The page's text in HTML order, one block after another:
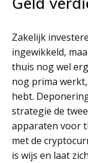
Zakelijk
ingewikkeld,
thuis nog wel
nog prima
hebt.
strategie de
apparaten voor
met de
is wijs en laat